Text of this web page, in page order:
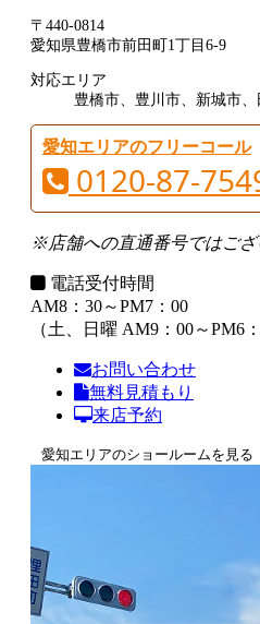
〒440-0814
愛知県豊橋市前田町1丁目6-9
対応エリア
豊橋市、豊川市、新城市
愛知エリアのフリーコール
0120-87-
※店舗への直通番号ではござ
電話受付時間
AM8：30～PM7：00
（土、日曜 AM9：00～PM6：
お問い合わせ
無料見積もり
来店予約
愛知エリアのショールームを見る